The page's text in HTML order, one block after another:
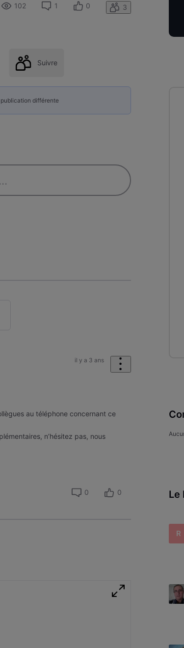
102 1 0 3
Suivre
publication différente
il y a 3 ans
au téléphone concernant ce
n’hésitez pas, nous
0 0 Le
R